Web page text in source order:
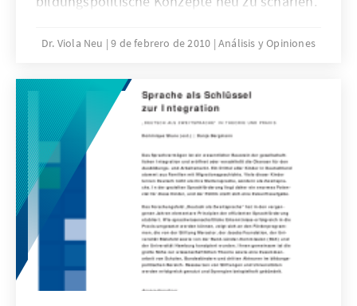
einer Umfrage die Frage gestellt, welche Ziele
sollen, da nicht alle wünschenswerten Ziele
in Zeiten knapper Kassen im Bildungssystem
gleichermaßen verfolgt werden können.
Dr. Viola Neu 9 de febrero de 2010 Análisis y Opiniones